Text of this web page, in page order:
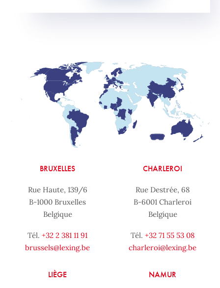
BRUXELLES
Rue Haute, 139/6
B-1000 Bruxelles
Belgique
Tél. +32 2 381 11 91
brussels@lexing.be
CHARLEROI
Rue Destrée, 68
B-6001 Charleroi
Belgique
Tél. +32 71 55 53 08
charleroi@lexing.be
LIÈGE NAMUR